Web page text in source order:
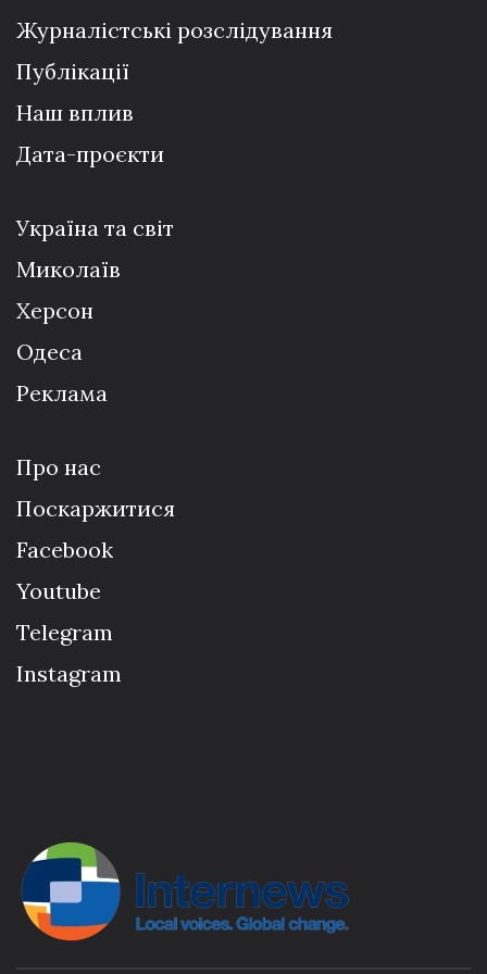
Журналістські розслідування
Публікації
Наш вплив
Дата-проєкти
Україна та світ
Миколаїв
Херсон
Одеса
Реклама
Про нас
Поскаржитися
Facebook
Youtube
Telegram
Instagram